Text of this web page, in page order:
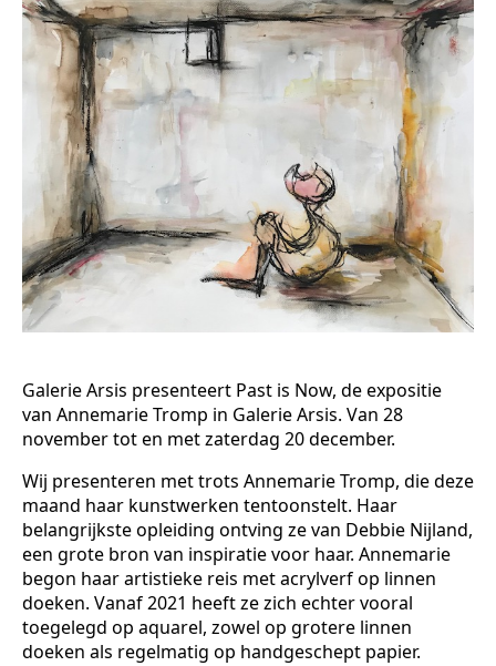
Galerie Arsis presenteert Past is Now, de expositie
van Annemarie Tromp in Galerie Arsis. Van 28
november tot en met zaterdag 20 december.
Wij presenteren met trots Annemarie Tromp, die deze
maand haar kunstwerken tentoonstelt. Haar
belangrijkste opleiding ontving ze van Debbie Nijland,
een grote bron van inspiratie voor haar. Annemarie
begon haar artistieke reis met acrylverf op linnen
doeken. Vanaf 2021 heeft ze zich echter vooral
toegelegd op aquarel, zowel op grotere linnen
doeken als regelmatig op handgeschept papier.